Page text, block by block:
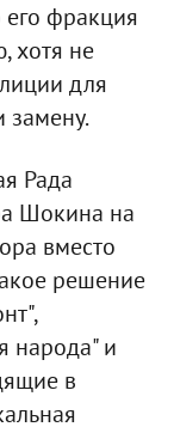
его фракция
хотя не
для
замену.
Рада
Шокина на
вместо
решение
народа" и
в